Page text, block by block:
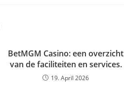
BetMGM Casino: een overzicht
van de faciliteiten en services.
19. April 2026